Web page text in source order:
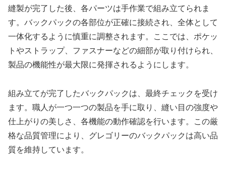
縫製が完了した後、各パーツは手作業で組み立てられま
す。バックパックの各部位が正確に接続され、全体として
一体化するように慎重に調整されます。ここでは、ポケッ
トやストラップ、ファスナーなどの細部が取り付けられ、
製品の機能性が最大限に発揮されるようにします。
組み立てが完了したバックパックは、最終チェックを受け
ます。職人が一つ一つの製品を手に取り、縫い目の強度や
仕上がりの美しさ、各機能の動作確認を行います。この厳
格な品質管理により、グレゴリーのバックパックは高い品
質を維持しています。